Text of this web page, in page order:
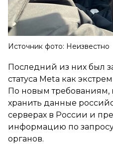
Источник фото: Неизвестно
Последний из них был
статуса Meta как
По новым требованиям,
хранить данные
серверах в России и
информацию по
органов.